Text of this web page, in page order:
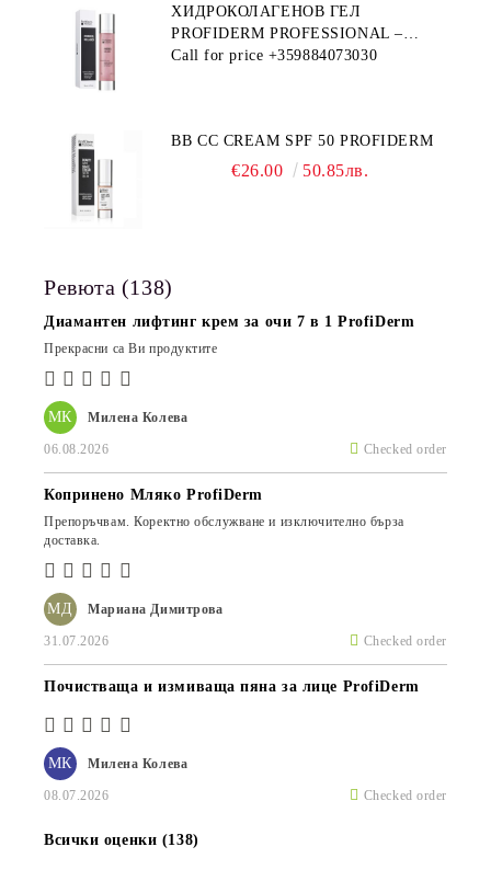
ХИДРОКОЛАГЕНОВ ГЕЛ
PROFIDERM PROFESSIONAL –
ПРОДУКТ ЗА ДЪЛБОКА
Call for price +359884073030
BB CC CREAM SPF 50 PROFIDERM
€26.00 50.85лв.
Ревюта (138)
МК Милена Колева
06.08.2026 Checked order
Диамантен лифтинг крем за очи 7 в 1 ProfiDerm
Прекрасни са Ви продуктите
МД Мариана Димитрова
31.07.2026 Checked order
Копринено Мляко ProfiDerm
Препоръчвам. Коректно обслужване и изключително бърза
доставка.
МК Милена Колева
08.07.2026 Checked order
Почистваща и измиваща пяна за лице ProfiDerm
Всички оценки (138)